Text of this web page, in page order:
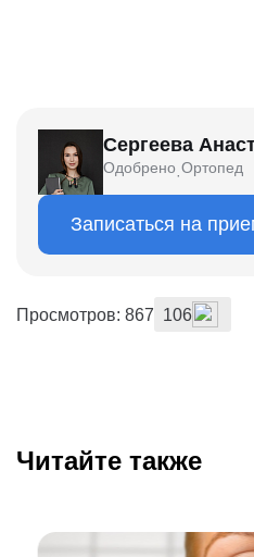
Сергеева
Одобрено·Ортопед
Записаться на
Просмотров: 867 106
Читайте также